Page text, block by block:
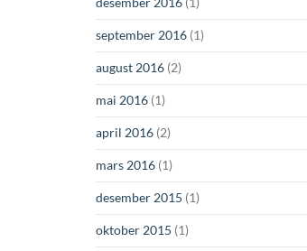
september 2016 (1)
august 2016 (2)
mai 2016 (1)
april 2016 (2)
mars 2016 (1)
desember 2015 (1)
oktober 2015 (1)